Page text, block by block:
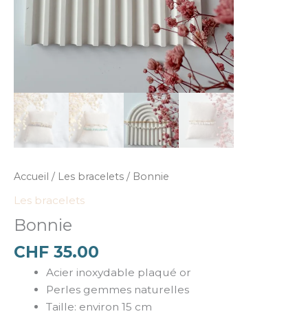
Accueil / Les bracelets / Bonnie
Les bracelets
Bonnie
CHF 35.00
Acier inoxydable plaqué or
Perles gemmes naturelles
Taille: environ 15 cm